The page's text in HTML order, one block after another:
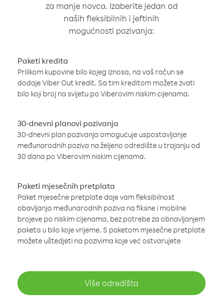
za manje novca. Izaberite jedan od
naših fleksibilnih i jeftinih
mogućnosti pozivanja:
Paketi kredita
Prilikom kupovine bilo kojeg iznosa, na vaš račun se
dodaje Viber Out kredit. Sa tim kreditom možete zvati
bilo koji broj na svijetu po Viberovim niskim cijenama.
30-dnevni planovi pozivanja
30-dnevni plan pozivanja omogućuje uspostavljanje
međunarodnih poziva na željeno odredište u trajanju od
30 dana po Viberovim niskim cijenama.
Paketi mjesečnih pretplata
Paket mjesečne pretplate daje vam fleksibilnost
obavljanja međunarodnih poziva na fiksne i mobilne
brojeve po niskim cijenama, bez potrebe za obnavljanjem
paketa u bilo koje vrijeme. S paketom mjesečne pretplate
možete uštedjeti na pozivima koje već ostvarujete
Više odredišta